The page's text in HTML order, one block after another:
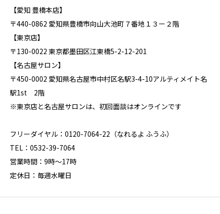
【愛知 豊橋本店】
〒440-0862 愛知県豊橋市向山大池町７番地１３ー２階
【東京店】
〒130-0022 東京都墨田区江東橋5-2-12-201
【名古屋サロン】
〒450-0002 愛知県名古屋市中村区名駅3-4-10アルティメイト名
駅1st 2階
※東京店と名古屋サロンは、初回面談はオンラインです
フリーダイヤル：0120-7064-22（なれるよ ふうふ）
TEL：0532-39-7064
営業時間：9時～17時
定休日：毎週水曜日